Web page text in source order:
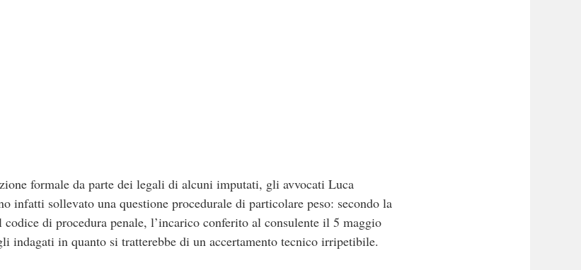
formale da parte dei legali di alcuni imputati, gli avvocati Luca
infatti sollevato una questione procedurale di particolare peso: secondo la
di procedura penale, l’incarico conferito al consulente il 5 maggio
indagati in quanto si tratterebbe di un accertamento tecnico irripetibile.